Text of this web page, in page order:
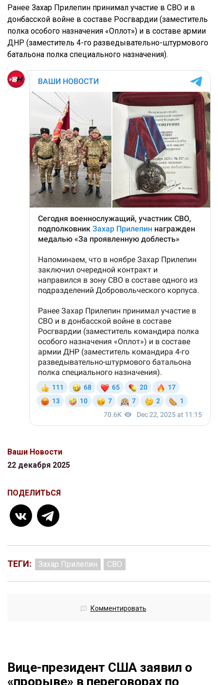
Ранее Захар Прилепин принимал участие в СВО и в
донбасской войне в составе Росгвардии (заместитель
полка особого назначения «Оплот») и в составе армии
ДНР (заместитель 4-го разведывательно-штурмового
батальона полка специального назначения).
Ваши Новости
22 декабря 2025
ПОДЕЛИТЬСЯ
ТЕГИ: Захар Прилепин СВО
Комментировать
Вице-президент США заявил о
«прорыве» в переговорах по